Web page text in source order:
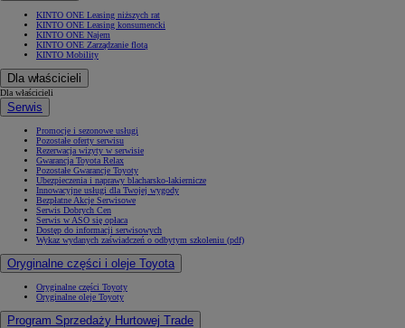
KINTO ONE Leasing niższych rat
KINTO ONE Leasing konsumencki
KINTO ONE Najem
KINTO ONE Zarządzanie flotą
KINTO Mobility
Dla właścicieli
Dla właścicieli
Serwis
Promocje i sezonowe usługi
Pozostałe oferty serwisu
Rezerwacja wizyty w serwisie
Gwarancja Toyota Relax
Pozostałe Gwarancje Toyoty
Ubezpieczenia i naprawy blacharsko-lakiernicze
Innowacyjne usługi dla Twojej wygody
Bezpłatne Akcje Serwisowe
Serwis Dobrych Cen
Serwis w ASO się opłaca
Dostęp do informacji serwisowych
Wykaz wydanych zaświadczeń o odbytym szkoleniu (pdf)
Oryginalne części i oleje Toyota
Oryginalne części Toyoty
Oryginalne oleje Toyoty
Program Sprzedaży Hurtowej Trade